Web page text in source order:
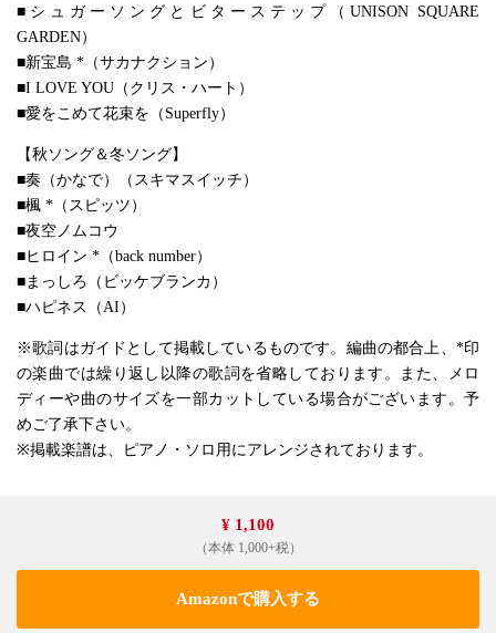
■シュガーソングとビターステップ（UNISON SQUARE
GARDEN）
■新宝島 *（サカナクション）
■I LOVE YOU（クリス・ハート）
■愛をこめて花束を（Superfly）
【秋ソング＆冬ソング】
■奏（かなで）（スキマスイッチ）
■楓 *（スピッツ）
■夜空ノムコウ
■ヒロイン *（back number）
■まっしろ（ビッケブランカ）
■ハピネス（AI）
※歌詞はガイドとして掲載しているものです。編曲の都合上、*印
の楽曲では繰り返し以降の歌詞を省略しております。また、メロ
ディーや曲のサイズを一部カットしている場合がございます。予
めご了承下さい。
※掲載楽譜は、ピアノ・ソロ用にアレンジされております。
¥ 1,100
（本体 1,000+税）
Amazonで購入する